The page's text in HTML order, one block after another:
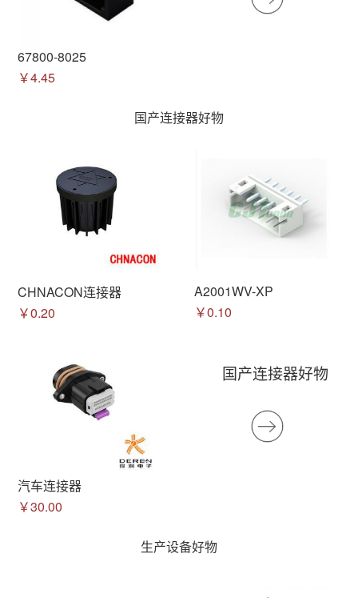
67800-8025
￥4.45
国产连接器好物
CHNACON连接器
￥0.20
A2001WV-XP
￥0.10
汽车连接器
￥30.00
国产连接器好物
生产设备好物